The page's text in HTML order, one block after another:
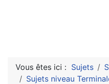
Vous êtes ici : Sujets
Sujets niveau